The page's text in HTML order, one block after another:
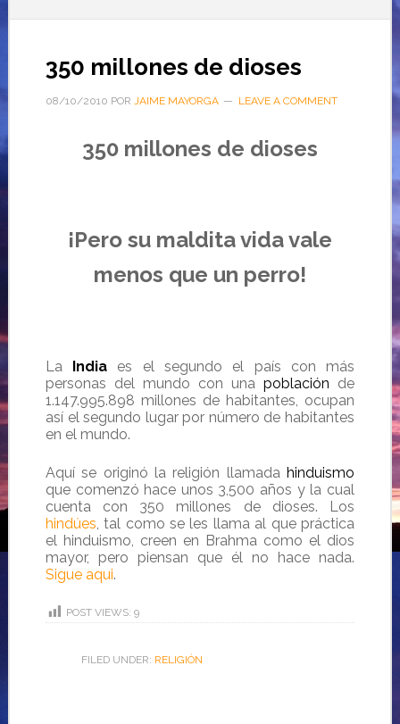
350 millones de dioses
08/10/2010 POR JAIME MAYORGA LEAVE A COMMENT
350 millones de dioses
¡Pero su maldita vida vale
menos que un perro!
La India
es el segundo el país con más
personas del mundo con unapoblación de
1.147.995.898 millones de habitantes, ocupan
así el segundo lugar por número de habitantes
en el mundo.
Aquí se originó la religión llamadahinduismo
que comenzó hace unos 3,500 años y la cual
cuenta con 350 millones de dioses.
Los
hindúes, tal como se les llama al que práctica
el hinduismo, creen en Brahma como el dios
mayor,
pero piensan que él no hace nada.
Sigue aqui.
POST VIEWS: 9
FILED UNDER: RELIGIÓN